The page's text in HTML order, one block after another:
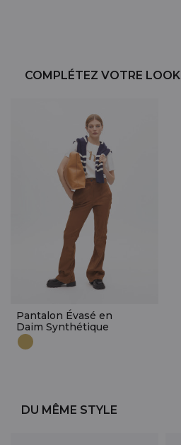
COMPLÉTEZ VOTRE LOOK
Pantalon Évasé en
Daim Synthétique
DU MÊME STYLE